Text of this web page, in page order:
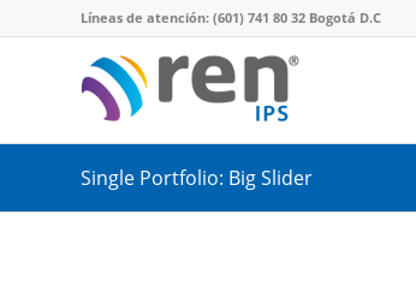
Líneas de atención: (601) 741 80 32 Bogotá D.C
Single Portfolio: Big Slider